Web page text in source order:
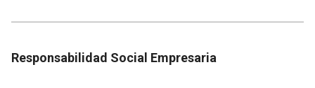
Responsabilidad Social Empresaria